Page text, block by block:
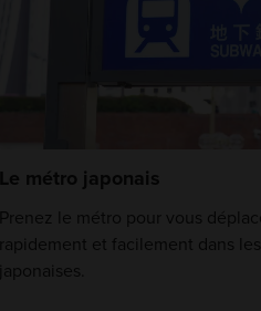
Le métro japonais
Prenez le métro pour vous
rapidement et facilement dans
japonaises.